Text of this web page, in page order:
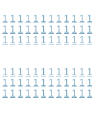
1 1 1 1 1 1 1 1 1 1 1 1
1 1 1 1 1 1 1 1 1 1 1 1
1 1 1 1 1 1 1 1 1 1 1 1
1 1 1 1 1 1 1 1 1 1 1 1
1 1 1 1 1 1 1 1 1 1 1 1
1 1 1 1 1 1 1 1 1 1 1 1